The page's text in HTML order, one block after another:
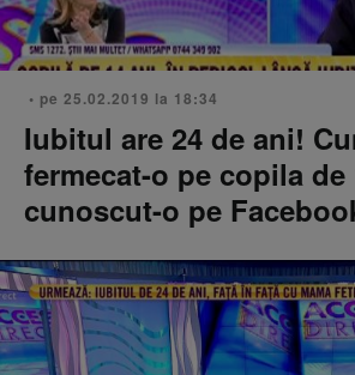
• pe 25.02.2019 la 18:34
Iubitul are 24 de ani!
fermecat-o pe copila
cunoscut-o pe